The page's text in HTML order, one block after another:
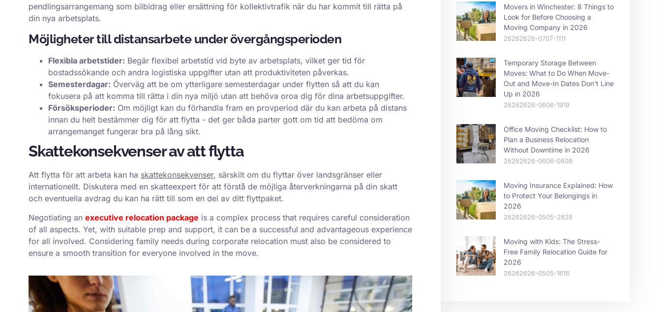
pendlingsarrangemang som bilbidrag eller ersättning för kollektivtrafik när du har kommit till rätta på
din nya arbetsplats.
Möjligheter till distansarbete under övergångsperioden
Flexibla arbetstider: Begär flexibel arbetstid vid byte av arbetsplats, vilket ger tid för
bostadssökande och andra logistiska uppgifter utan att produktiviteten påverkas.
Semesterdagar: Överväg att be om ytterligare semesterdagar under flytten så att du kan
fokusera på att komma till rätta i din nya miljö utan att behöva oroa dig för dina arbetsuppgifter.
Försöksperioder: Om möjligt kan du förhandla fram en provperiod där du kan arbeta på distans
innan du helt bestämmer dig för att flytta - det ger båda parter gott om tid att bedöma om
arrangemanget fungerar bra på lång sikt.
Skattekonsekvenser av att flytta
Att flytta för att arbeta kan ha skattekonsekvenser, särskilt om du flyttar över landsgränser eller
internationellt. Diskutera med en skatteexpert för att förstå de möjliga återverkningarna på din skatt
och eventuella avdrag du kan ha rätt till som en del av ditt flyttpaket.
Negotiating an executive relocation package is a complex process that requires careful consideration
of all aspects. Yet, with suitable prep and support, it can be a successful and advantageous experience
for all involved. Considering family needs during corporate relocation must also be considered to
ensure a smooth transition for everyone involved in the move.
Movers in Winchester: 8 Things to
Look for Before Choosing a
Moving Company in 2026
26262626-0707-1111
Temporary Storage Between
Moves: What to Do When Move-
Out and Move-In Dates Don’t Line
Up in 2026
26262626-0606-1919
Office Moving Checklist: How to
Plan a Business Relocation
Without Downtime in 2026
26262626-0606-0808
Moving Insurance Explained: How
to Protect Your Belongings in
2026
26262626-0505-2828
Moving with Kids: The Stress-
Free Family Relocation Guide for
2026
26262626-0505-1616